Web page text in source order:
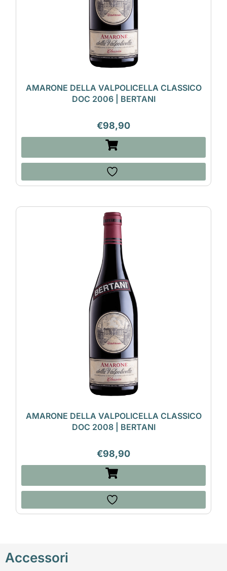
AMARONE DELLA VALPOLICELLA CLASSICO
DOC 2006 | BERTANI
€98,90
AMARONE DELLA VALPOLICELLA CLASSICO
DOC 2008 | BERTANI
€98,90
Accessori